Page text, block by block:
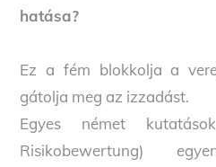
hatása?
Ez a fém blokkolja a
gátolja meg az izzadást.
Egyes német
Risikobewertung)